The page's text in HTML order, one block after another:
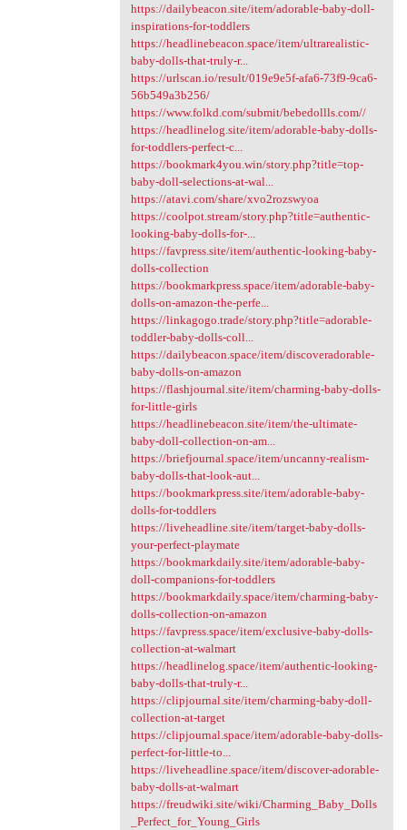
https://dailybeacon.site/item/adorable-baby-doll-
inspirations-for-toddlers
https://headlinebeacon.space/item/ultrarealistic-
baby-dolls-that-truly-r...
https://urlscan.io/result/019e9e5f-afa6-73f9-9ca6-
56b549a3b256/
https://www.folkd.com/submit/bebedollls.com//
https://headlinelog.site/item/adorable-baby-dolls-
for-toddlers-perfect-c...
https://bookmark4you.win/story.php?title=top-
baby-doll-selections-at-wal...
https://atavi.com/share/xvo2rozswyoa
https://coolpot.stream/story.php?title=authentic-
looking-baby-dolls-for-...
https://favpress.site/item/authentic-looking-baby-
dolls-collection
https://bookmarkpress.space/item/adorable-baby-
dolls-on-amazon-the-perfe...
https://linkagogo.trade/story.php?title=adorable-
toddler-baby-dolls-coll...
https://dailybeacon.space/item/discoveradorable-
baby-dolls-on-amazon
https://flashjournal.site/item/charming-baby-dolls-
for-little-girls
https://headlinebeacon.site/item/the-ultimate-
baby-doll-collection-on-am...
https://briefjournal.space/item/uncanny-realism-
baby-dolls-that-look-aut...
https://bookmarkpress.site/item/adorable-baby-
dolls-for-toddlers
https://liveheadline.site/item/target-baby-dolls-
your-perfect-playmate
https://bookmarkdaily.site/item/adorable-baby-
doll-companions-for-toddlers
https://bookmarkdaily.space/item/charming-baby-
dolls-collection-on-amazon
https://favpress.space/item/exclusive-baby-dolls-
collection-at-walmart
https://headlinelog.space/item/authentic-looking-
baby-dolls-that-truly-r...
https://clipjournal.site/item/charming-baby-doll-
collection-at-target
https://clipjournal.space/item/adorable-baby-dolls-
perfect-for-little-to...
https://liveheadline.space/item/discover-adorable-
baby-dolls-at-walmart
https://freudwiki.site/wiki/Charming_Baby_Dolls
_Perfect_for_Young_Girls